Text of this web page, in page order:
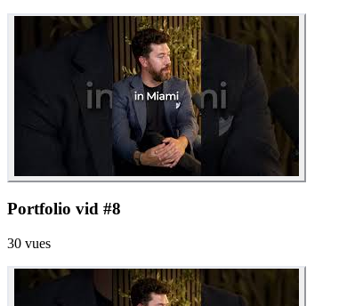
Portfolio vid #8
30 vues